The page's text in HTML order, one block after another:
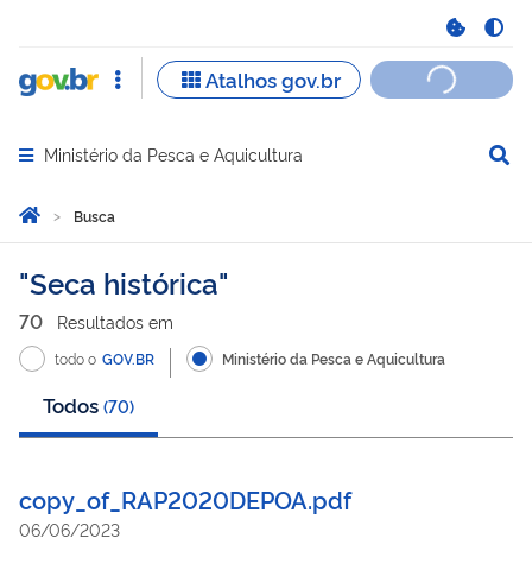
Abrir menu principal de navegação
Ministério da Pesca e Aquicultura
Você está aqui:
Página Inicial
Busca
Busca
Seca histórica
70 Resultados em
todo o GOV.BR Ministério da Pesca e Aquicultura
Todos (70)
copy_of_RAP2020DEPOA.pdf
06/06/2023